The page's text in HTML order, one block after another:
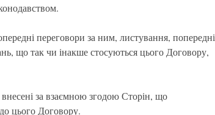
переговори за ним, листування, попередні
що так чи інакше стосуються цього Договору,
за взаємною згодою Сторін, що
цього Договору.